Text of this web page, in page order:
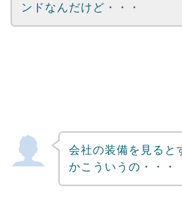
ンドなんだけど・・・
会社の装備を見ると
かこういうの・・・